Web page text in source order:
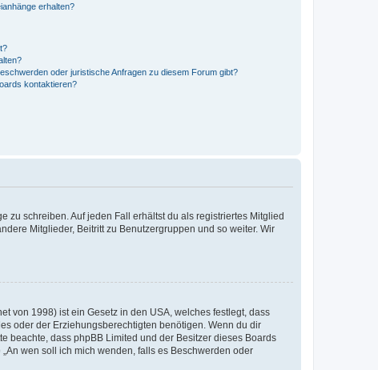
erhalten?
oder juristische Anfragen zu diesem Forum gibt?
kontaktieren?
zu schreiben. Auf jeden Fall erhältst du als registriertes Mitglied
Mitglieder, Beitritt zu Benutzergruppen und so weiter. Wir
von 1998) ist ein Gesetz in den USA, welches festlegt, dass
oder der Erziehungsberechtigten benötigen. Wenn du dir
beachte, dass phpBB Limited und der Besitzer dieses Boards
wen soll ich mich wenden, falls es Beschwerden oder